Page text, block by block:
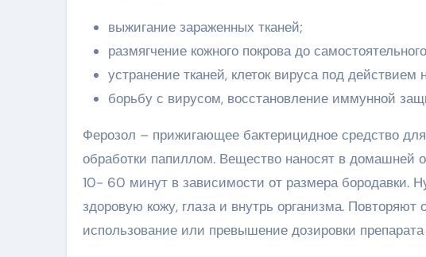
выжигание зараженных тканей;
размягчение кожного покрова до
устранение тканей, клеток вируса под
борьбу с вирусом, восстановление иммунной
Ферозол – прижигающее бактерицидное средство
обработки папиллом. Вещество наносят в домашней
10- 60 минут в зависимости от размера бородавки.
здоровую кожу, глаза и внутрь организма.
использование или превышение дозировки